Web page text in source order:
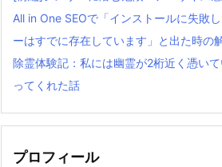
All in One SEOで「インストールに失敗
ーはすでに存在しています」と出た時の
除霊体験記：私には幽霊が2桁近く憑い
ってくれた話
プロフィール